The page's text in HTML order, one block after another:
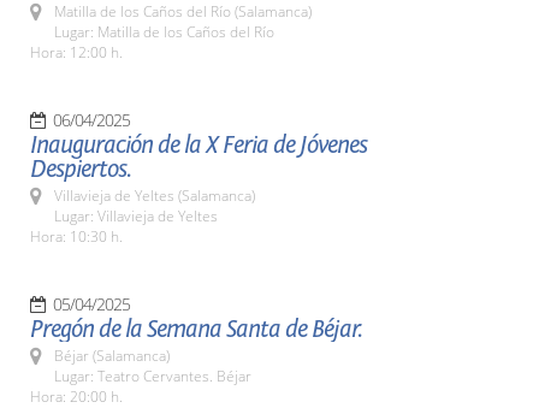
Matilla de los Caños del Río (Salamanca)
Lugar: Matilla de los Caños del Río
Hora: 12:00 h.
06/04/2025
Inauguración de la X Feria de Jóvenes
Despiertos.
Villavieja de Yeltes (Salamanca)
Lugar: Villavieja de Yeltes
Hora: 10:30 h.
05/04/2025
Pregón de la Semana Santa de Béjar.
Béjar (Salamanca)
Lugar: Teatro Cervantes. Béjar
Hora: 20:00 h.